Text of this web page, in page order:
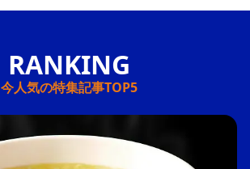
今人気の特集記事TOP5